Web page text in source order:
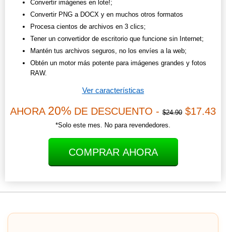
Convertir imágenes en lote!;
Convertir PNG a DOCX y en muchos otros formatos
Procesa cientos de archivos en 3 clics;
Tener un convertidor de escritorio que funcione sin Internet;
Mantén tus archivos seguros, no los envíes a la web;
Obtén un motor más potente para imágenes grandes y fotos
RAW.
Ver características
AHORA 20% DE DESCUENTO - $24.90 $17.43
*Solo este mes. No para revendedores.
COMPRAR AHORA